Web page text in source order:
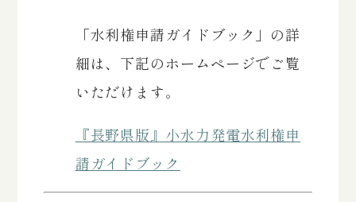
「水利権申請ガイドブック」の詳
細は、下記のホームページでご覧
いただけます。
『長野県版』小水力発電水利権申
請ガイドブック